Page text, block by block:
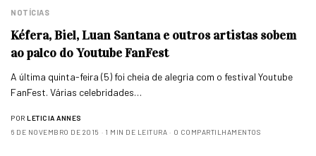
NOTÍCIAS
Kéfera, Biel, Luan Santana e outros artistas sobem
ao palco do Youtube FanFest
A última quinta-feira (5) foi cheia de alegria com o festival Youtube
FanFest. Várias celebridades…
POR LETICIA ANNES
6 DE NOVEMBRO DE 2015
1 MIN DE LEITURA 0 COMPARTILHAMENTOS